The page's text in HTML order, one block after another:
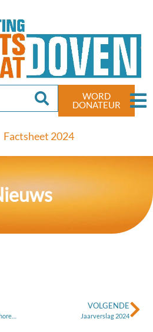
WORD
DONATEUR
Factsheet 2024
VOLGENDE
Jaarverslag 2024